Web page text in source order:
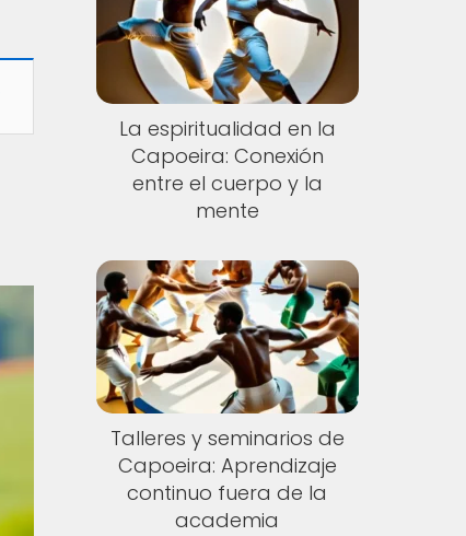
La espiritualidad en la
Capoeira: Conexión
entre el cuerpo y la
mente
Talleres y seminarios de
Capoeira: Aprendizaje
continuo fuera de la
academia